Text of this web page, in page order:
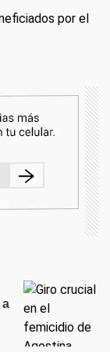
por el